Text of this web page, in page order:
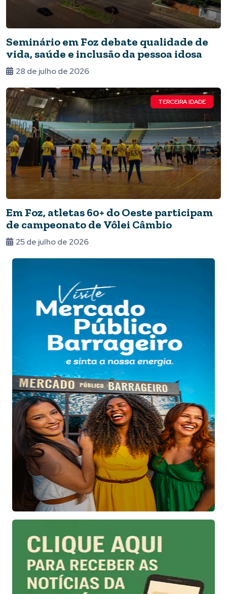
Seminário em Foz debate qualidade de
vida, saúde e inclusão da pessoa idosa
28 de julho de 2026
TERCEIRA IDADE
Em Foz, atletas 60+ do Oeste participam
de campeonato de Vôlei Câmbio
25 de julho de 2026